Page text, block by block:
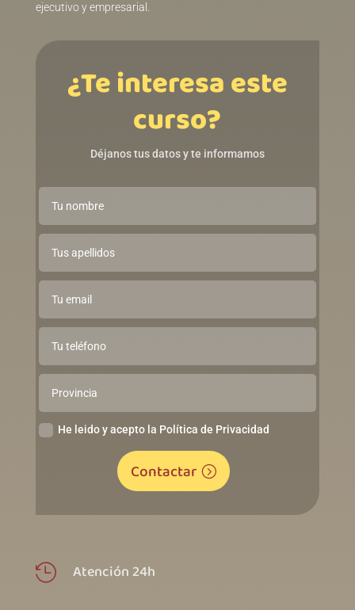
ejecutivo y empresarial.
¿Te interesa este
curso?
Déjanos tus datos y te informamos
He leido y acepto la Política de Privacidad
Contactar
 Atención 24h